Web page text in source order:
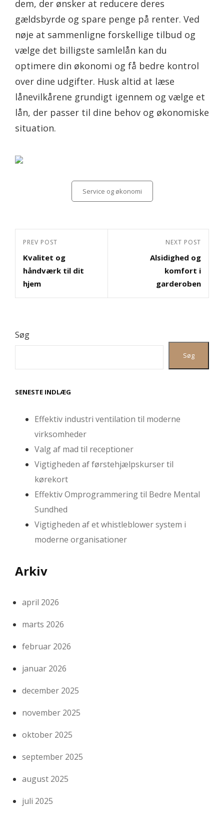
dem, der ønsker at reducere deres
gældsbyrde og spare penge på renter. Ved
nøje at sammenligne forskellige tilbud og
vælge det billigste samlelån kan du
optimere din økonomi og få bedre kontrol
over dine udgifter. Husk altid at læse
lånevilkårene grundigt igennem og vælge et
lån, der passer til dine behov og økonomiske
situation.
Service og økonomi
Indlægsnavigation
Previous
Post
PREV POST
Kvalitet og
håndværk til dit
hjem
NEXT POST
Alsidighed og
komfort i
garderoben
Søg
Søg
SENESTE INDLÆG
Effektiv industri ventilation til moderne
virksomheder
Valg af mad til receptioner
Vigtigheden af førstehjælpskurser til
kørekort
Effektiv Omprogrammering til Bedre Mental
Sundhed
Vigtigheden af et whistleblower system i
moderne organisationer
Arkiv
april 2026
marts 2026
februar 2026
januar 2026
december 2025
november 2025
oktober 2025
september 2025
august 2025
juli 2025